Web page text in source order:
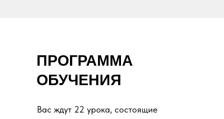
ПРОГРАММА
ОБУЧЕНИЯ
Вас ждут 22 урока, состоящие